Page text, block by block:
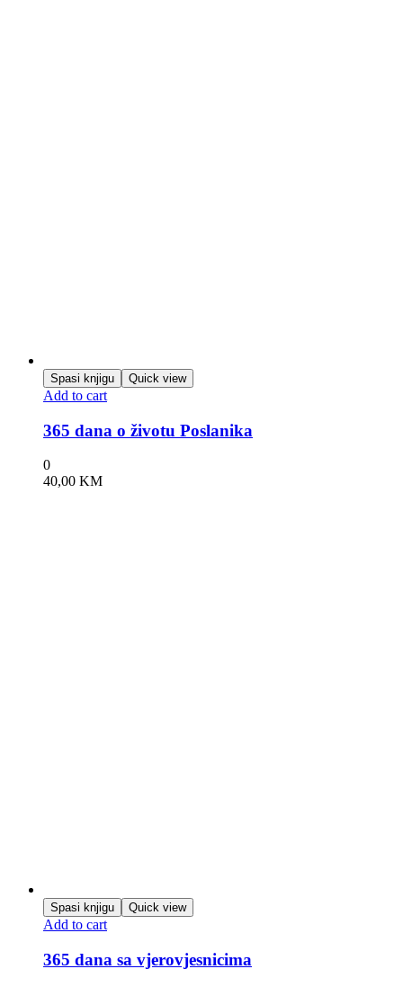
Spasi knjigu Quick view
Add to cart
365 dana o životu Poslanika
0
40,00 KM
Spasi knjigu Quick view
Add to cart
365 dana sa vjerovjesnicima